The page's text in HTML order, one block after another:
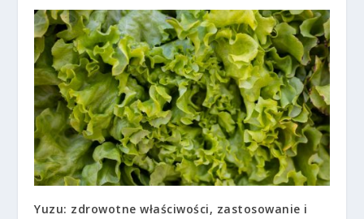
Yuzu: zdrowotne właściwości, zastosowanie i